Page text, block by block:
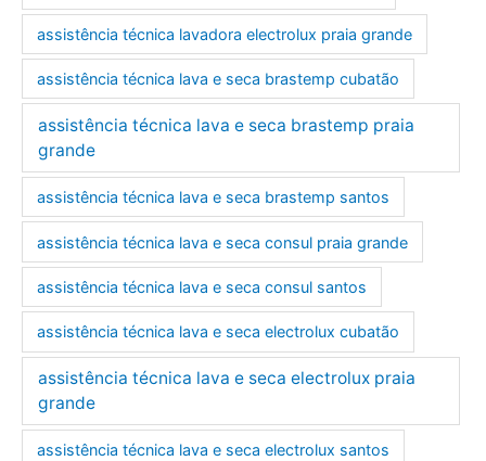
assistência técnica lavadora electrolux praia grande
assistência técnica lava e seca brastemp cubatão
assistência técnica lava e seca brastemp praia
grande
assistência técnica lava e seca brastemp santos
assistência técnica lava e seca consul praia grande
assistência técnica lava e seca consul santos
assistência técnica lava e seca electrolux cubatão
assistência técnica lava e seca electrolux praia
grande
assistência técnica lava e seca electrolux santos